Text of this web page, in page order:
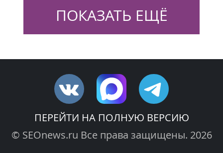
ПОКАЗАТЬ ЕЩЁ
ПЕРЕЙТИ НА ПОЛНУЮ ВЕРСИЮ
© SEOnews.ru Все права защищены. 2026